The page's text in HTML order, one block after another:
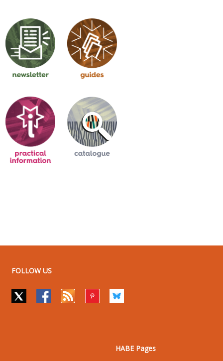
FOLLOW US
HABE Pages